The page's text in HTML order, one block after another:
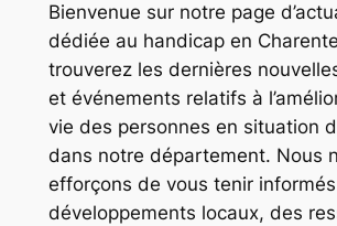
Bienvenue sur notre page
dédiée au handicap en
trouverez les dernières
et événements relatifs à
vie des personnes en situation
dans notre département. Nous
efforçons de vous tenir
développements locaux, des